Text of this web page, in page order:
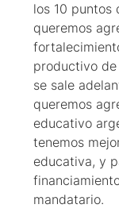
los 10 puntos
queremos
productivo
se sale
queremos
educativo
tenemos
educativa, y
mandatario.